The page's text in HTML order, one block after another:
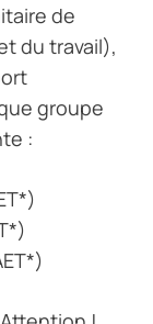
de
du travail),
groupe
: